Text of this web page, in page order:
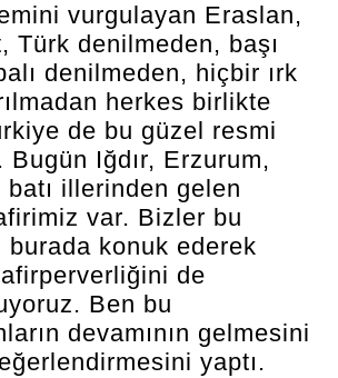
vurgulayan Eraslan,
Türk denilmeden, başı
denilmeden, hiçbir ırk
herkes birlikte
de bu güzel resmi
Bugün Iğdır, Erzurum,
illerinden gelen
var. Bizler bu
burada konuk ederek
de
Ben bu
devamının gelmesini
yaptı.